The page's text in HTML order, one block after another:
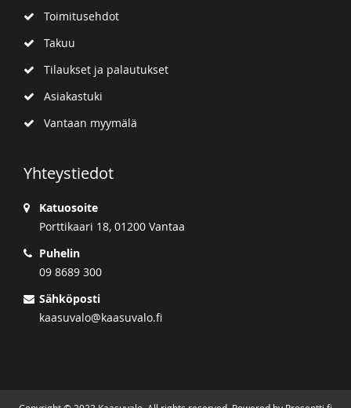
Toimitusehdot
Takuu
Tilaukset ja palautukset
Asiakastuki
Vantaan myymälä
Yhteystiedot
Katuosoite
Porttikaari 18, 01200 Vantaa
Puhelin
09 8689 300
Sähköposti
kaasuvalo@kaasuvalo.fi